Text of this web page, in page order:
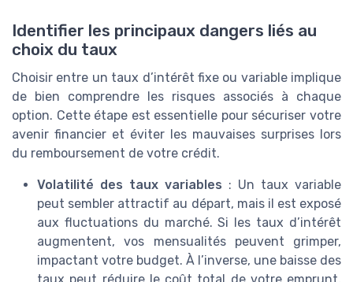
Identifier les principaux dangers liés au
choix du taux
Choisir entre un taux d’intérêt fixe ou variable implique
de bien comprendre les risques associés à chaque
option. Cette étape est essentielle pour sécuriser votre
avenir financier et éviter les mauvaises surprises lors
du remboursement de votre crédit.
Volatilité des taux variables : Un taux variable
peut sembler attractif au départ, mais il est exposé
aux fluctuations du marché. Si les taux d’intérêt
augmentent, vos mensualités peuvent grimper,
impactant votre budget. À l’inverse, une baisse des